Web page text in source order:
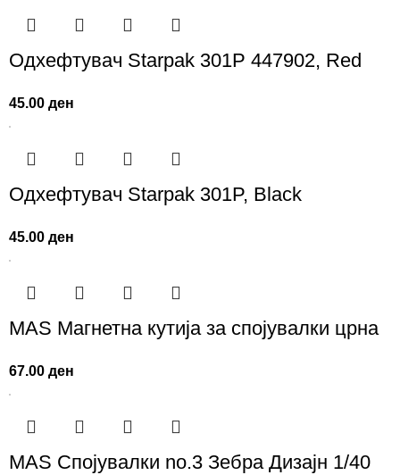
Одхефтувач Starpak 301P 447902, Red
45.00ден
Одхефтувач Starpak 301P, Black
45.00ден
MAS Магнетна кутија за спојувалки црна
67.00ден
MAS Спојувалки no.3 Зебра Дизајн 1/40